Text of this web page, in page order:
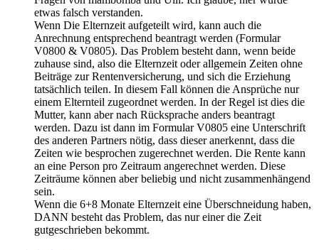
etwas falsch verstanden.
Wenn Die Elternzeit aufgeteilt wird, kann auch die
Anrechnung entsprechend beantragt werden (Formular
V0800 & V0805). Das Problem besteht dann, wenn beide
zuhause sind, also die Elternzeit oder allgemein Zeiten ohne
Beiträge zur Rentenversicherung, und sich die Erziehung
tatsächlich teilen. In diesem Fall können die Ansprüche nur
einem Elternteil zugeordnet werden. In der Regel ist dies die
Mutter, kann aber nach Rücksprache anders beantragt
werden. Dazu ist dann im Formular V0805 eine Unterschrift
des anderen Partners nötig, dass dieser anerkennt, dass die
Zeiten wie besprochen zugerechnet werden. Die Rente kann
an eine Person pro Zeitraum angerechnet werden. Diese
Zeiträume können aber beliebig und nicht zusammenhängend
sein.
Wenn die 6+8 Monate Elternzeit eine Überschneidung haben,
DANN besteht das Problem, das nur einer die Zeit
gutgeschrieben bekommt.